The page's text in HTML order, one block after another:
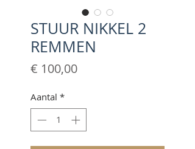
STUUR NIKKEL 2
REMMEN
€ 100,00Prijs
Aantal *